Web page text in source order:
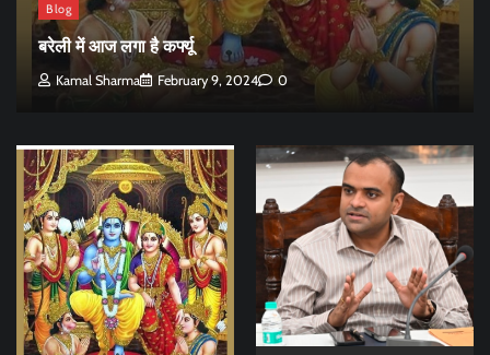
Blog
बरेली में आज लगा है कर्फ्यू
Kamal Sharma February 9, 2024 0